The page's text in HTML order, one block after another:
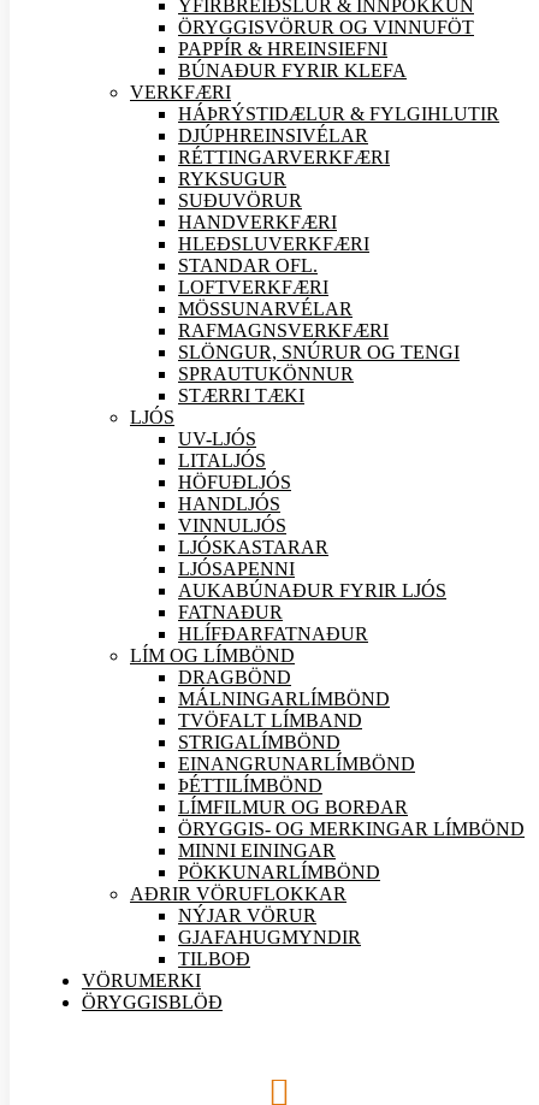
YFIRBREIÐSLUR & INNPÖKKUN
ÖRYGGISVÖRUR OG VINNUFÖT
PAPPÍR & HREINSIEFNI
BÚNAÐUR FYRIR KLEFA
VERKFÆRI
HÁÞRÝSTIDÆLUR & FYLGIHLUTIR
DJÚPHREINSIVÉLAR
RÉTTINGARVERKFÆRI
RYKSUGUR
SUÐUVÖRUR
HANDVERKFÆRI
HLEÐSLUVERKFÆRI
STANDAR OFL.
LOFTVERKFÆRI
MÖSSUNARVÉLAR
RAFMAGNSVERKFÆRI
SLÖNGUR, SNÚRUR OG TENGI
SPRAUTUKÖNNUR
STÆRRI TÆKI
LJÓS
UV-LJÓS
LITALJÓS
HÖFUÐLJÓS
HANDLJÓS
VINNULJÓS
LJÓSKASTARAR
LJÓSAPENNI
AUKABÚNAÐUR FYRIR LJÓS
FATNAÐUR
HLÍFÐARFATNAÐUR
LÍM OG LÍMBÖND
DRAGBÖND
MÁLNINGARLÍMBÖND
TVÖFALT LÍMBAND
STRIGALÍMBÖND
EINANGRUNARLÍMBÖND
ÞÉTTILÍMBÖND
LÍMFILMUR OG BORÐAR
ÖRYGGIS- OG MERKINGAR LÍMBÖND
MINNI EININGAR
PÖKKUNARLÍMBÖND
AÐRIR VÖRUFLOKKAR
NÝJAR VÖRUR
GJAFAHUGMYNDIR
TILBOÐ
VÖRUMERKI
ÖRYGGISBLÖÐ
